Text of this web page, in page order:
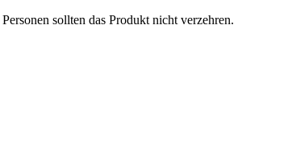
sollten das Produkt nicht verzehren.